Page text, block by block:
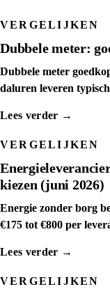
VERGELIJKEN
Dubbele meter:
Dubbele meter
daluren leveren
Lees verder →
VERGELIJKEN
kiezen (juni 2026)
Energie zonder borg
€175 tot €800 per
Lees verder →
VERGELIJKEN